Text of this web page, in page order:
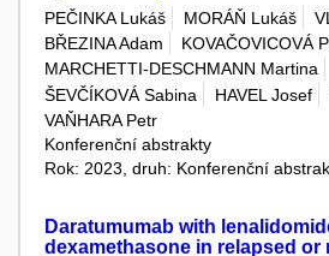
PEČINKA Lukáš MORÁŇ Lukáš
BŘEZINA Adam
KOVAČOVICOVÁ
MARCHETTI-DESCHMANN Martina
ŠEVČÍKOVÁ Sabina
HAVEL Josef
VAŇHARA Petr
Konferenční abstrakty
Rok: 2023, druh: Konferenční
Daratumumab with
dexamethasone in relapsed or